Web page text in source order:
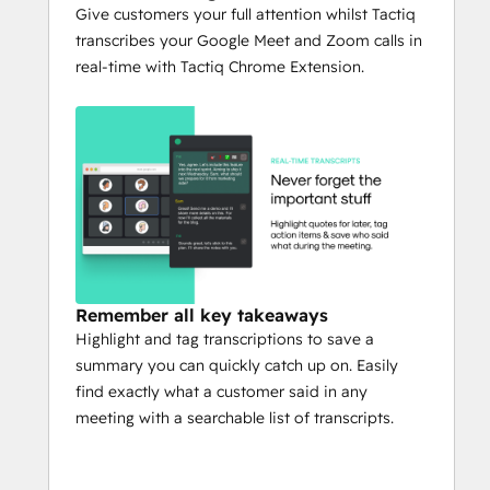
transcripts in real-time
* Highlight important stuff with a click
* Save Google Meet chat history in your
transcription
* Google Meet Attendance Tracker
Google Doc
* Link calls with your HubSpot Contacts
Give customers your full attention whilst Tactiq
transcribes your Google Meet and Zoom calls in
real-time with Tactiq Chrome Extension.
Remember all key takeaways
Highlight and tag transcriptions to save a
summary you can quickly catch up on. Easily
find exactly what a customer said in any
meeting with a searchable list of transcripts.